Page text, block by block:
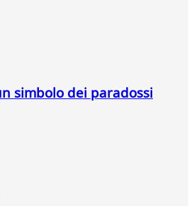
simbolo dei paradossi